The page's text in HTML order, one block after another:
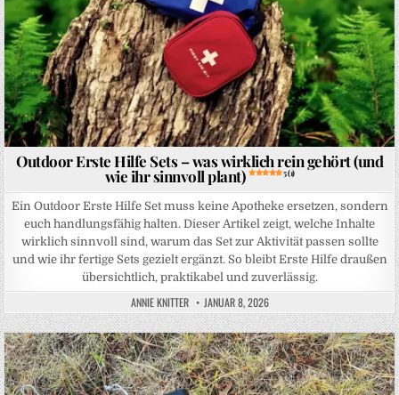
Outdoor Erste Hilfe Sets – was wirklich rein gehört (und
wie ihr sinnvoll plant) 5 (1)
Ein Outdoor Erste Hilfe Set muss keine Apotheke ersetzen, sondern
euch handlungsfähig halten. Dieser Artikel zeigt, welche Inhalte
wirklich sinnvoll sind, warum das Set zur Aktivität passen sollte
und wie ihr fertige Sets gezielt ergänzt. So bleibt Erste Hilfe draußen
übersichtlich, praktikabel und zuverlässig.
ANNIE KNITTER JANUAR 8, 2026
Posted in